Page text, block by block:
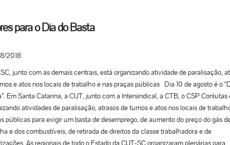
basta de retirada de direitos, basta de aumento nos preços do gás de
e basta de privatizações! “A sociedade e a classe trabalhadora estão
o salário baixo e a volta do bico ao invés da carteira assinada”, diz o
Vagner Freitas. Para o Secretário-Geral da CUT, Sérgio Nobre, “todas as
e todos os movimentos sociais têm várias razões para estarem nas
contra a retirada de direitos e pela melhoria da qualidade de vida”. Em São
do ABC iniciam as mobilizações às 5h, com uma assembleia no pátio
Benz. Depois, trabalhadores e trabalhadoras das fábricas da região se
Paulista, onde às 10h tem um ato unificado, em frente a sede da Fiesp, com
como bancários, servidores públicos, químicos, petroleiros e
para o Dia do Basta
2018
junto com as demais centrais, está organizando atividade de paralisação,
e atos nos locais de trabalho e nas praças públicas Dia 10 de agosto é o
Em Santa Catarina, a CUT, junto com a Intersindical, a CTB, o CSP Conlutas
atividades de paralisação, atrasos de turnos e atos nos locais de
públicas para exigir um basta de desemprego, de aumento do preço do gás
e dos combustíveis, de retirada de direitos da classe trabalhadora e de
As regionais de todo o Estado da CUT-SC organizaram plenárias para